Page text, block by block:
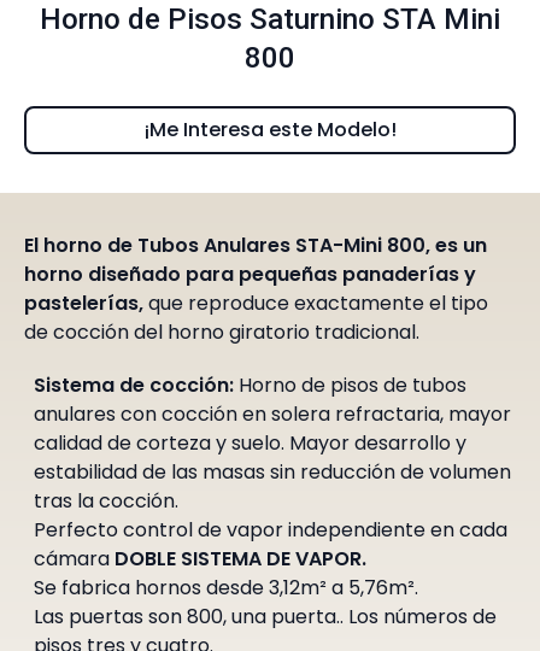
Horno de Pisos Saturnino STA Mini
800
¡Me Interesa este Modelo!
El horno de Tubos Anulares STA-Mini 800, es un
horno diseñado para pequeñas panaderías y
pastelerías,que reproduce exactamente el tipo
de cocción del horno giratorio tradicional.
Sistema de cocción: Horno de pisos de tubos
anulares con cocción en solera refractaria, mayor
calidad de corteza y suelo. Mayor desarrollo y
estabilidad de las masas sin reducción de volumen
tras la cocción.
Perfecto control de vapor independiente en cada
cámara DOBLE SISTEMA DE VAPOR.
Se fabrica hornos desde 3,12m² a 5,76m².
Las puertas son 800, una puerta.. Los números de
pisos tres y cuatro.